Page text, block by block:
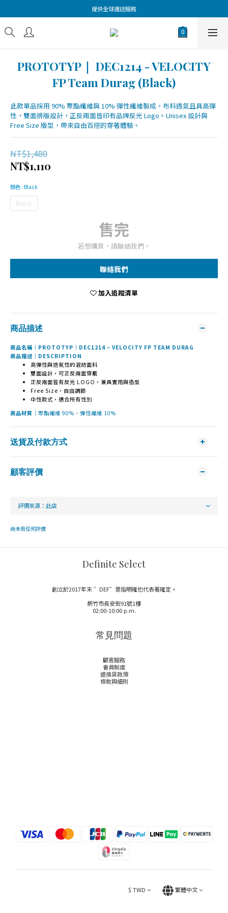
提供全球運送服務
PROTOTYP｜ DEC1214 - VELOCITY
FP Team Durag (Black)
此款單品採用 90% 聚酯纖維與 10% 彈性纖維製成，布料透氣且具高彈
性，雙面排版設計，正反兩面皆印有品牌反光 Logo。Unisex 設計與
Free Size 版型，帶來自由百搭的穿著體驗。
NT$1,480
NT$1,110
顏色 : Black
Black
售完
若想購買，請聯絡我們。
聯絡我們
加入追蹤清單
商品描述
商品名稱｜PROTOTYP｜DEC1214 – VELOCITY FP TEAM DURAG
商品描述｜DESCRIPTION
高彈性與透氣性的混紡面料
雙面設計，可正反兩面穿戴
正反兩面皆有反光 LOGO，兼具實用與造型
Free Size，自由調節
中性款式，適合所有性別
商品材質｜ 聚酯纖維 90%、彈性纖維 10%
送貨及付款方式
顧客評價
尚未有任何評價
Definite Select
創立於2017年末 ”DEF”意指明確也代表著確定。
新竹市長安街91號1樓
02:00-10:00 p.m.
常見問題
顧客服務
會員制度
退換貨政策
條款與細則
$ TWD 繁體中文